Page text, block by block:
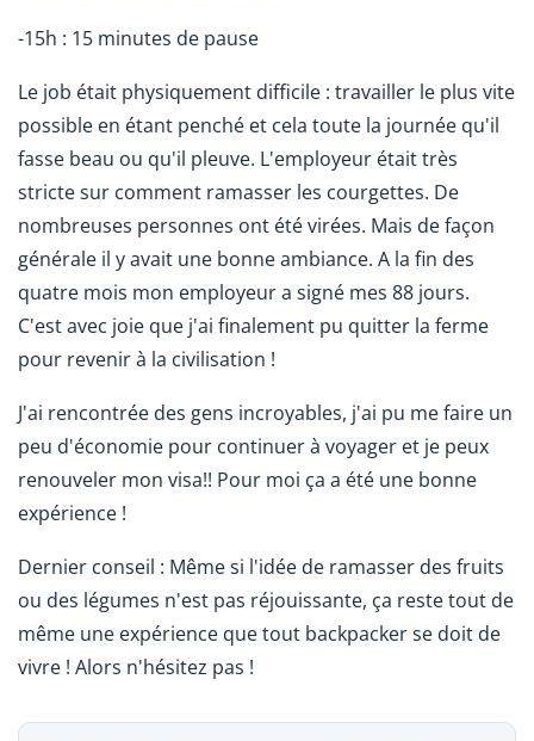
-15h : 15 minutes de pause
Le job était physiquement difficile : travailler le plus vite
possible en étant penché et cela toute la journée qu'il
fasse beau ou qu'il pleuve. L'employeur était très
stricte sur comment ramasser les courgettes. De
nombreuses personnes ont été virées. Mais de façon
générale il y avait une bonne ambiance. A la fin des
quatre mois mon employeur a signé mes 88 jours.
C'est avec joie que j'ai finalement pu quitter la ferme
pour revenir à la civilisation !
J'ai rencontrée des gens incroyables, j'ai pu me faire un
peu d'économie pour continuer à voyager et je peux
renouveler mon visa!! Pour moi ça a été une bonne
expérience !
Dernier conseil : Même si l'idée de ramasser des fruits
ou des légumes n'est pas réjouissante, ça reste tout de
même une expérience que tout backpacker se doit de
vivre ! Alors n'hésitez pas !